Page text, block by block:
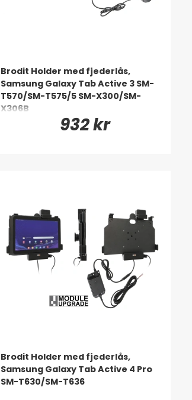
Brodit Holder med fjederlås,
Samsung Galaxy Tab Active 3 SM-
T570/SM-T575/5 SM-X300/SM-
X306B
932 kr
Brodit Holder med fjederlås,
Samsung Galaxy Tab Active 4 Pro
SM-T630/SM-T636